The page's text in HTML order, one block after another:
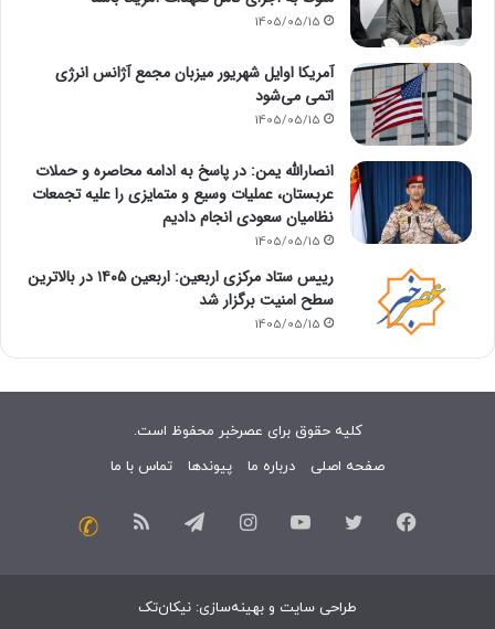
1405/05/15
آمریکا اوایل شهریور میزبان مجمع آژانس انرژی
اتمی می‌شود
1405/05/15
انصارالله یمن: در پاسخ به ادامه محاصره و حملات
عربستان، عملیات وسیع و متمایزی را علیه تجمعات
نظامیان سعودی انجام دادیم
1405/05/15
رییس ستاد مرکزی اربعین: اربعین ۱۴۰۵ در بالاترین
سطح امنیت برگزار شد
1405/05/15
کلیه حقوق برای عصرخبر محفوظ است.
صفحه اصلی
درباره ما پیوندها تماس با ما
فیسبوک توییتر یوتیوب اینستاگرامتلگرام خوراک
طراحی سایت و بهینه‌سازی: نیکان‌تک